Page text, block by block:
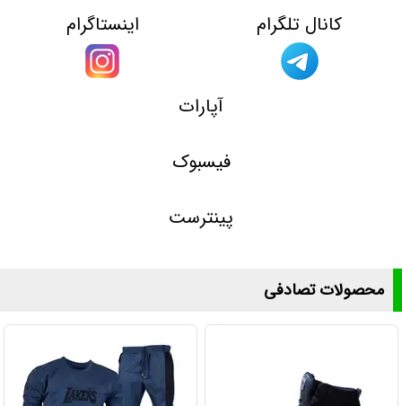
کانال تلگرام اینستاگرام
آپارات
فیسبوک
پینترست
محصولات تصادفی